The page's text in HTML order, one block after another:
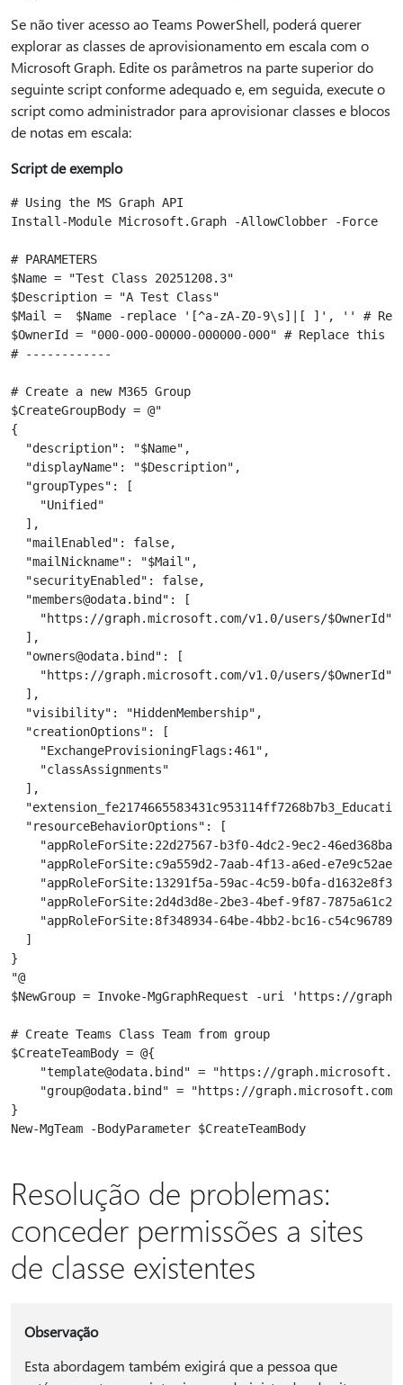
Se não tiver acesso ao Teams PowerShell, poderá querer
explorar as classes de aprovisionamento em escala com o
Microsoft Graph. Edite os parâmetros na parte superior do
seguinte script conforme adequado e, em seguida, execute o
script como administrador para aprovisionar classes e blocos
de notas em escala:
Script de exemplo
# Using the MS Graph API
Install-Module Microsoft.Graph -AllowClobber -Force
# PARAMETERS
$Name = "Test Class 20251208.3"
$Description = "A Test Class"
$Mail =  $Name -replace '[^a-zA-Z0-9\s]|[ ]', '' #
$OwnerId = "000-000-00000-000000-000" # Replace this
# ------------
# Create a new M365 Group
$CreateGroupBody = @"
{
"description": "$Name",
"displayName": "$Description",
"groupTypes": [
"Unified"
],
"mailEnabled": false,
"mailNickname": "$Mail",
"securityEnabled": false,
"members@odata.bind": [
"https://graph.microsoft.com/v1.0/users/$OwnerId"
],
"owners@odata.bind": [
"https://graph.microsoft.com/v1.0/users/$OwnerId"
],
"visibility": "HiddenMembership",
"creationOptions": [
"ExchangeProvisioningFlags:461",
"classAssignments"
],
"resourceBehaviorOptions": [
"appRoleForSite:22d27567-b3f0-4dc2-9ec2-
"appRoleForSite:c9a559d2-7aab-4f13-a6ed-
"appRoleForSite:13291f5a-59ac-4c59-b0fa-
"appRoleForSite:2d4d3d8e-2be3-4bef-9f87-
"appRoleForSite:8f348934-64be-4bb2-bc16-
]
}
"@
$NewGroup = Invoke-MgGraphRequest -uri 'https://
# Create Teams Class Team from group
$CreateTeamBody = @{
"template@odata.bind" = "https://
"group@odata.bind" = "https://graph.microsoft.com/
}
Resolução de problemas:
conceder permissões a sites
de classe existentes
Observação
Esta abordagem também exigirá que a pessoa que